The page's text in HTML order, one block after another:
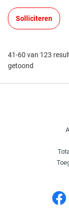
Solliciteren
41-60 van 123
getoond